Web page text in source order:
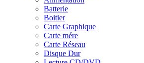
Batterie
Boitier
Carte Graphique
Carte mére
Carte Réseau
Disque Dur